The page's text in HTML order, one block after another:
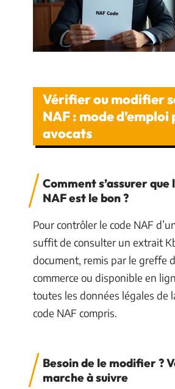
Vérifier ou modifier
NAF : mode d’emploi
avocats
Comment s’assurer que
NAF est le bon ?
Pour contrôler le code NAF
suffit de consulter un extrait
document, remis par le greffe
commerce ou disponible en
toutes les données légales de
code NAF compris.
Besoin de le modifier ?
marche à suivre